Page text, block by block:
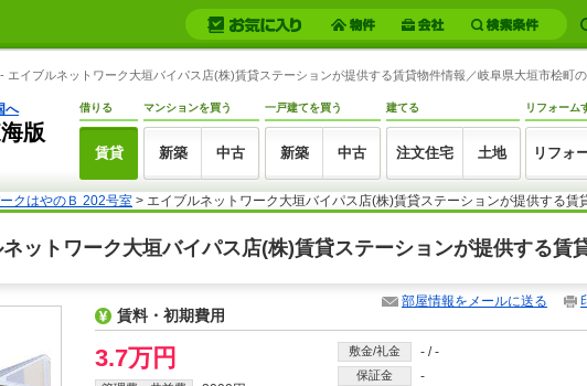
エイブルネットワーク大垣バイパス店(株)賃貸ステーションが提供する賃貸物件情報／岐阜県大垣市桧町
へ
版
借りる
賃貸
マンションを買う
新築 中古
一戸建てを買う
新築 中古
建てる
注文住宅 土地
リフォーム
リフォ
クはやのＢ 202号室 > エイブルネットワーク大垣バイパス店(株)賃貸ステーションが提供する賃
ットワーク大垣バイパス店(株)賃貸ステーションが提供する賃
部屋情報をメールに送る
賃料・初期費用
3.7万円 敷金/礼金 - /-
保証金 -